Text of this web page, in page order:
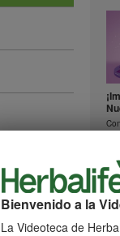
Bienvenido a la
La Videoteca de